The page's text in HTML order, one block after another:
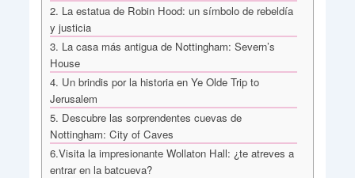
2. La estatua de Robin Hood: un símbolo de rebeldía
y justicia
3. La casa más antigua de Nottingham: Severn’s
House
4. Un brindis por la historia en Ye Olde Trip to
Jerusalem
5. Descubre las sorprendentes cuevas de
Nottingham: City of Caves
6.Visita la impresionante Wollaton Hall: ¿te atreves a
entrar en la batcueva?